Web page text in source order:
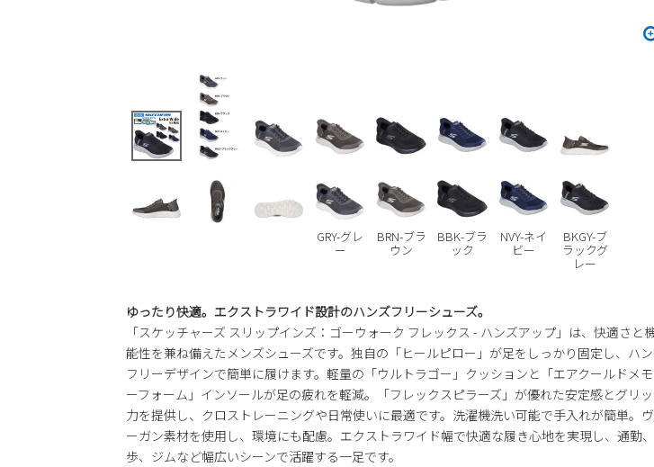
GRY-グレ
ー
BRN-ブラ
ウン
BBK-ブラ
ック
NVY-ネイ
ビー
BKGY-ブ
ラックグ
レー
ゆったり快適。エクストラワイド設計のハンズフリーシューズ。
「スケッチャーズ スリップインズ：ゴーウォーク フレックス - ハンズアップ」は、快適さと
能性を兼ね備えたメンズシューズです。独自の「ヒールピロー」が足をしっかり固定し、ハ
フリーデザインで簡単に履けます。軽量の「ウルトラゴー」クッションと「エアクールドメモ
ーフォーム」インソールが足の疲れを軽減。「フレックスピラーズ」が優れた安定感とグリ
力を提供し、クロストレーニングや日常使いに最適です。洗濯機洗い可能で手入れが簡単。
ーガン素材を使用し、環境にも配慮。エクストラワイド幅で快適な履き心地を実現し、通勤
歩、ジムなど幅広いシーンで活躍する一足です。